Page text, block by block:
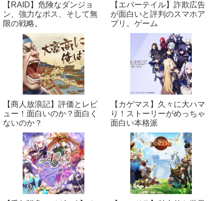
【RAID】危険なダンジョ
ン、強力なボス、そして無
限の戦略。
【エバーテイル】詐欺広告
が面白いと評判のスマホア
プリ。ゲーム
【商人放浪‪記】評価とレビ
ュー！面白いのか？面白く
ないのか？
【カゲマス】久々に大ハマ
り！ストーリーがめっちゃ
面白い本格派